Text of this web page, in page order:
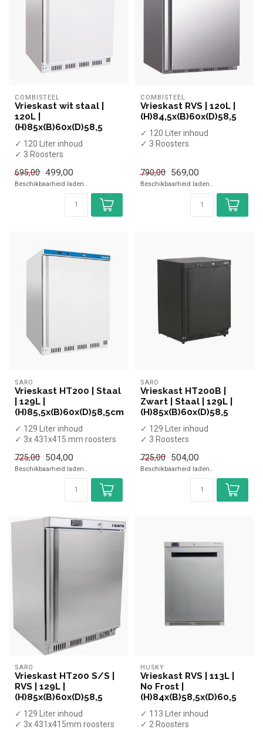
COMBISTEEL
Vrieskast wit staal |
120L |
(H)85x(B)60x(D)58,5
✓ 120 Liter inhoud
✓ 3 Roosters
✓ Statisch
✓ Breedte 60...
695,00 499,00
Beschikbaarheid laden..
COMBISTEEL
Vrieskast RVS | 120L |
(H)84,5x(B)60x(D)58,5
✓ 120 Liter inhoud
✓ 3 Roosters
✓ Breedte 60...
790,00 569,00
Beschikbaarheid laden..
SARO
Vrieskast HT200 | Staal
| 129L |
(H)85,5x(B)60x(D)58,5cm
✓ 129 Liter inhoud
✓ 3x 431x415 mm roosters
✓ Statisch
...
725,00 504,00
Beschikbaarheid laden..
SARO
Vrieskast HT200B |
Zwart | Staal | 129L |
(H)85x(B)60x(D)58,5
✓ 129 Liter inhoud
✓ 3 Roosters
✓ Statisch
✓ Breedte 60...
725,00 504,00
Beschikbaarheid laden..
SARO
Vrieskast HT200 S/S |
RVS | 129L |
(H)85x(B)60x(D)58,5
✓ 129 Liter inhoud
✓ 3x 431x415mm roosters
HUSKY
Vrieskast RVS | 113L |
No Frost |
(H)84x(B)58,5x(D)60,5
✓ 113 Liter inhoud
✓ 2 Roosters